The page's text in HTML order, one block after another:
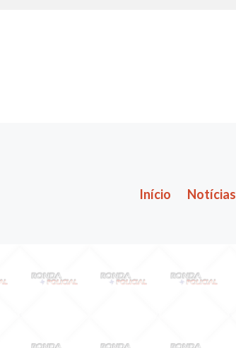
Início Notícias